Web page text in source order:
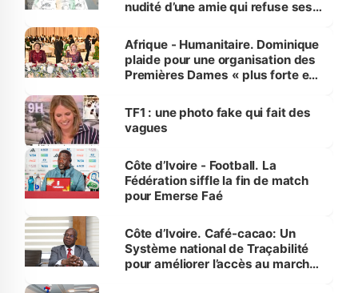
nudité d’une amie qui refuse ses
Afrique - Humanitaire. Dominique
plaide pour une organisation des
Premières Dames « plus forte et
sur la scène internationale »
TF1 : une photo fake qui fait des
vagues
Côte d’Ivoire - Football. La
Fédération siffle la fin de match
pour Emerse Faé
Côte d’Ivoire. Café-cacao: Un
Système national de Traçabilité
pour améliorer l’accès au marché